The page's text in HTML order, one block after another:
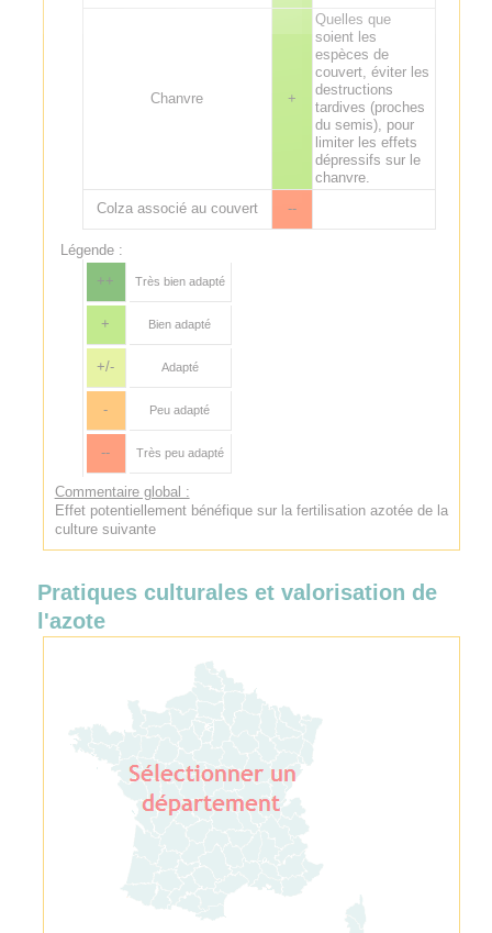
Chanvre +
Quelles que
soient les
espèces de
couvert, éviter les
destructions
tardives (proches
du semis), pour
limiter les effets
dépressifs sur le
chanvre.
Colza associé au couvert
--
Légende :
++
Très bien adapté
+ Bien adapté
+/- Adapté
- Peu adapté
-- Très peu adapté
Commentaire global :
Effet potentiellement bénéfique sur la fertilisation azotée de la
culture suivante
Pratiques culturales et valorisation de
l'azote